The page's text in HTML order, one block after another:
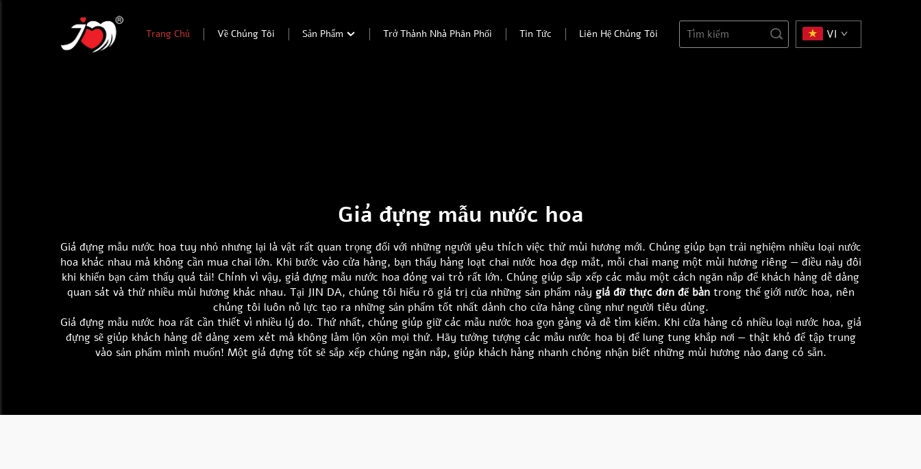
Trang Chủ Về Chúng Tôi Sản Phẩm Trở Thành Nhà Phân Phối Tin Tức Liên Hệ Chúng Tôi VI
Giá đựng mẫu nước hoa
Giá đựng mẫu nước hoa tuy nhỏ nhưng lại là vật rất quan trọng đối với những người yêu thích việc thử mùi hương mới. Chúng giúp bạn trải nghiệm nhiều loại nước
hoa khác nhau mà không cần mua chai lớn. Khi bước vào cửa hàng, bạn thấy hàng loạt chai nước hoa đẹp mắt, mỗi chai mang một mùi hương riêng — điều này đôi
khi khiến bạn cảm thấy quá tải! Chính vì vậy, giá đựng mẫu nước hoa đóng vai trò rất lớn. Chúng giúp sắp xếp các mẫu một cách ngăn nắp để khách hàng dễ dàng
quan sát và thử nhiều mùi hương khác nhau. Tại JIN DA, chúng tôi hiểu rõ giá trị của những sản phẩm này giá đỡ thực đơn để bàn trong thế giới nước hoa, nên
chúng tôi luôn nỗ lực tạo ra những sản phẩm tốt nhất dành cho cửa hàng cũng như người tiêu dùng.
Giá đựng mẫu nước hoa rất cần thiết vì nhiều lý do. Thứ nhất, chúng giúp giữ các mẫu nước hoa gọn gàng và dễ tìm kiếm. Khi cửa hàng có nhiều loại nước hoa, giá
đựng sẽ giúp khách hàng dễ dàng xem xét mà không làm lộn xộn mọi thứ. Hãy tưởng tượng các mẫu nước hoa bị để lung tung khắp nơi — thật khó để tập trung
vào sản phẩm mình muốn! Một giá đựng tốt sẽ sắp xếp chúng ngăn nắp, giúp khách hàng nhanh chóng nhận biết những mùi hương nào đang có sẵn.